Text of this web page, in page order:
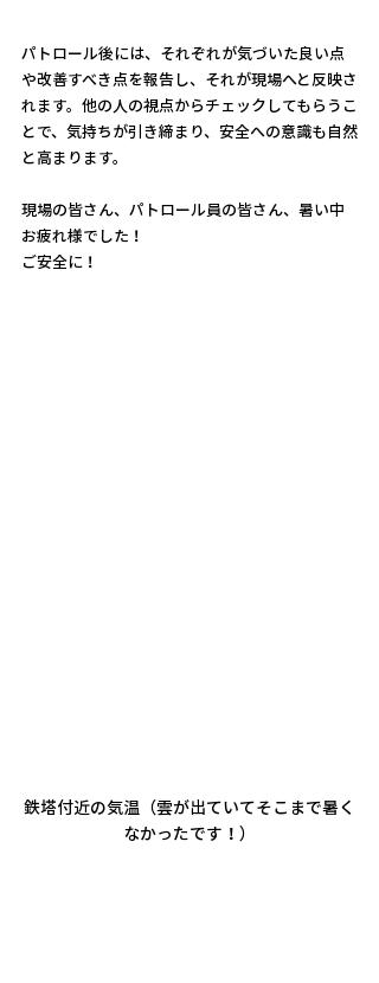
パトロール後には、それぞれが気づいた良い点
や改善すべき点を報告し、それが現場へと反映さ
れます。他の人の視点からチェックしてもらうこ
とで、気持ちが引き締まり、安全への意識も自然
と高まります。
現場の皆さん、パトロール員の皆さん、暑い中
お疲れ様でした！
ご安全に！
鉄塔付近の気温（雲が出ていてそこまで暑く
なかったです！）